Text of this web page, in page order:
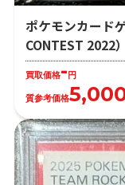
ポケモンカード
CONTEST 2022
買取価格- 円
質参考価格